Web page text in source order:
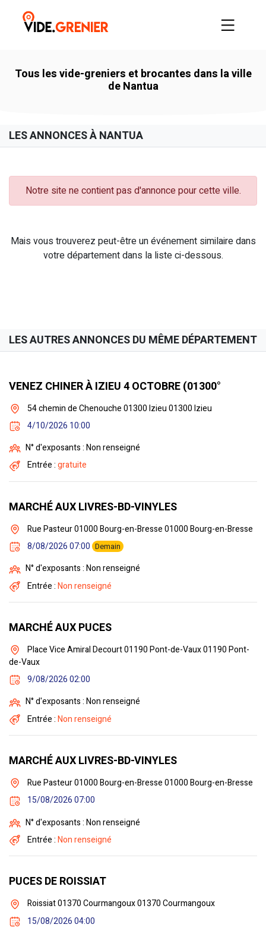
Tous les vide-greniers et brocantes dans la ville
de Nantua
LES ANNONCES À NANTUA
Notre site ne contient pas d'annonce pour cette ville.
Mais vous trouverez peut-être un événement similaire dans
votre département dans la liste ci-dessous.
LES AUTRES ANNONCES DU MÊME DÉPARTEMENT
VENEZ CHINER À IZIEU 4 OCTOBRE (01300°
54 chemin de Chenouche 01300 Izieu 01300 Izieu
4/10/2026 10:00
N° d'exposants : Non renseigné
Entrée :gratuite
MARCHÉ AUX LIVRES-BD-VINYLES
Rue Pasteur 01000 Bourg-en-Bresse 01000 Bourg-en-Bresse
8/08/2026 07:00 Demain
N° d'exposants : Non renseigné
Entrée :Non renseigné
MARCHÉ AUX PUCES
Place Vice Amiral Decourt 01190 Pont-de-Vaux 01190 Pont-
de-Vaux
9/08/2026 02:00
N° d'exposants : Non renseigné
Entrée :Non renseigné
MARCHÉ AUX LIVRES-BD-VINYLES
Rue Pasteur 01000 Bourg-en-Bresse 01000 Bourg-en-Bresse
15/08/2026 07:00
N° d'exposants : Non renseigné
Entrée :Non renseigné
PUCES DE ROISSIAT
Roissiat 01370 Courmangoux 01370 Courmangoux
15/08/2026 04:00